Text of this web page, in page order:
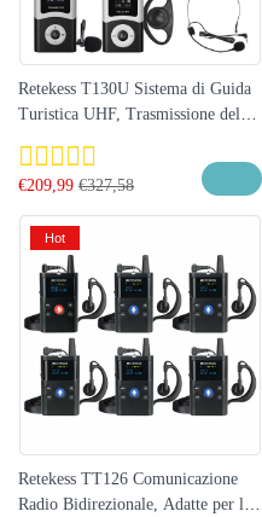
Retekess T130U Sistema di Guida
Turistica UHF, Trasmissione del
Suono Chiara e Assenza di
Rumore, Adatto per il Turismo e le
Visite in Fabbrica | Ideale per
Colosseo, Vaticano e Musei d’Italia
€209,99 €327,58
Retekess TT126 Comunicazione
Radio Bidirezionale, Adatte per la
Hot